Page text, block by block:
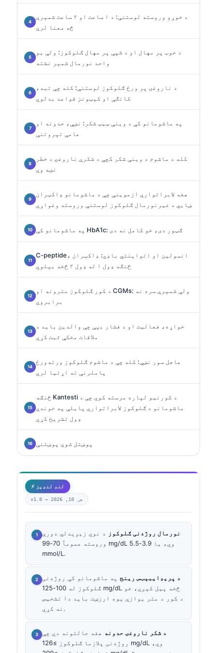
د خوړو وروسته لوستنې: د ۱ ساعت او ۲ ساعت شمېرې
څه معنا لري
د خوب پر مهال او د شپې پر مهال ګلوکوز: ولې یو
واحد نورمال شمېر نشته
د ناروغۍ پر ورځ ګلوکوز لوستنې: کله چې تبه،
کانګې او کېټونز قواعد بدلوي
په ماشومانو کې د وینې ټیټ شکر: نښې، حدونه او
عامې تېروتنې
کله د ماشوم د وینې شکر کچې د شکرې ناروغۍ د خطر
نښه وي
هغه لابراتواري ازموینې چې د ماشومانو ډاکټران
ښايي د غیرنورمال ګلوکوز لوستنې وروسته وغواړي
په ماشومانو کې HbA1c: ګټور دی، خو کامل نه دی
C-peptide، انسولین او اتواینتي باډي: ډاکټران
څنګه ډول ۱ له ډول ۲ څخه بېلوي
د کور ګلوکوز مترونه او CGMs: ولې شمېرې سره نه
برابروي
خواړه، فعالیت او د فشار بڼې چې والدین باید د
ملاقات مخکې ثبت کړي
عاجل سور نښې: کله چې د ماشوم ګلوکوز ورته‌ورځ
پاملرنې ته اړتیا لري
څنګه Kantesti د کورنیو لپاره مرسته کوي چې د
ماشومانو د ګلوکوز لابراتواري پایلې په خوندي
ډول تشریح کړي
پوښتل شوې پوښتنې
⚡ لنډ لنډیز
v1.0 — مې 10, 2026
نورمال روژه‌نی ګلوکوز
د نوي زیږېدلي دورې
وروسته عموماً 70-99 mg/dL وي، یا 3.9-5.5
mmol/L.
د پریډایبېټس رینج په ماشومانو کې روژه‌نی
ګلوکوز له 100-125 mg/dL څخه پیل کېږي، خو
د کور د متر یوازې یوه ارزښت باید دا تشخیص
نه کړي.
د شکر ناروغۍ حدونه هغه حالتونه دي چې
روژه‌نی پلازما ګلوکوز ≥126 mg/dL وي،